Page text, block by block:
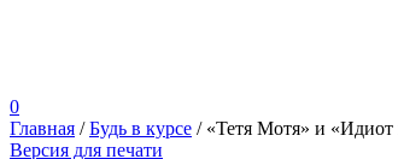
0
Главная /Будь в курсе / «Тетя Мотя» и
Версия для печати